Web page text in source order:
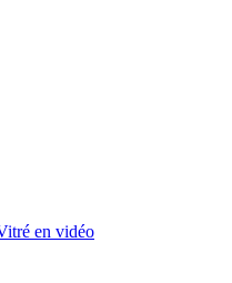
en vidéo